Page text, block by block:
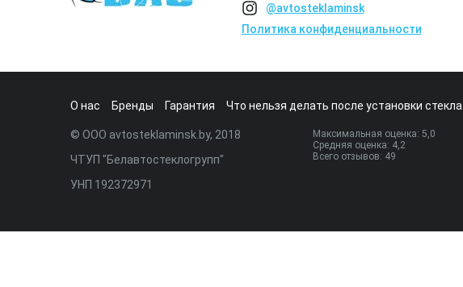
@avtosteklaminsk
Политика конфиденциальности
О нас Бренды Гарантия Что нельзя делать после установки стекла
© ООО avtosteklaminsk.by, 2018
ЧТУП "Белавтостеклогрупп"
УНП 192372971
Максимальная оценка: 5,0
Средняя оценка: 4,2
Всего отзывов: 49